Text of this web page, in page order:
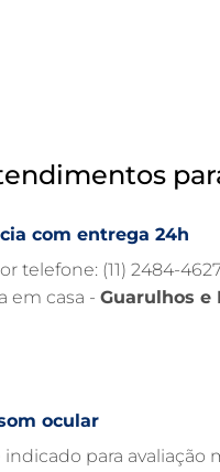
com entrega 24h
telefone: (11) 2484-
em casa - Guarulhos e
ocular
indicado para avaliação